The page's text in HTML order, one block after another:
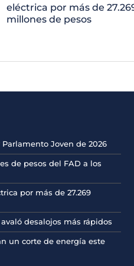
eléctrica por más de
millones de pesos
Joven de 2026
de pesos del FAD a los
por más de 27.269
desalojos más rápidos
un corte de energía este